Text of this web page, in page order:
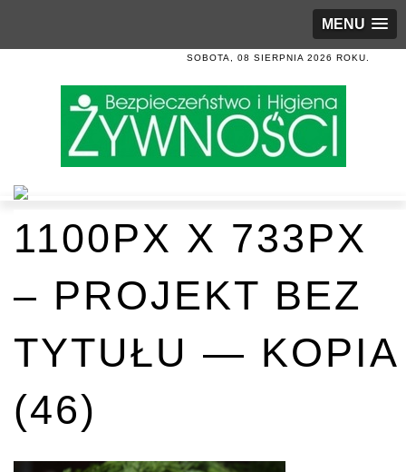
MENU
SOBOTA, 08 SIERPNIA 2026 ROKU.
1100PX X 733PX
– PROJEKT BEZ
TYTUŁU — KOPIA
(46)